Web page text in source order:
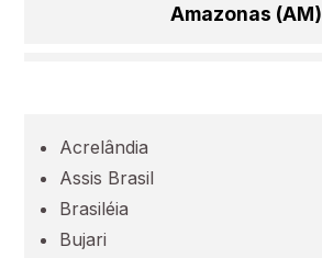
Amazonas (AM)
Acrelândia
Assis Brasil
Brasiléia
Bujari